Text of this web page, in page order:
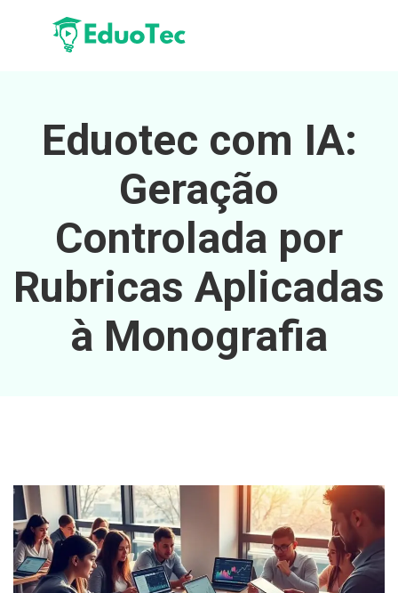
Eduotec com IA:
Geração
Controlada por
Rubricas Aplicadas
à Monografia